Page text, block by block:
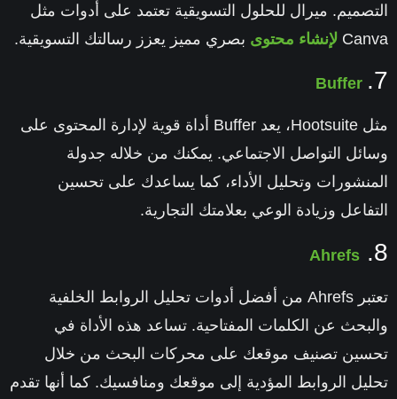
التصميم.ميرال للحلول التسويقيةتعتمد على أدوات مثل
Canvaلإنشاء محتوىبصري مميز يعزز رسالتك التسويقية.
7.
Buffer
مثل Hootsuite، يعد Buffer أداة قوية لإدارة المحتوى على
وسائل التواصل الاجتماعي. يمكنك من خلاله جدولة
المنشورات وتحليل الأداء، كما يساعدك على تحسين
التفاعل وزيادة الوعي بعلامتك التجارية.
8.
Ahrefs
تعتبر Ahrefs من أفضل أدوات تحليل الروابط الخلفية
والبحث عن الكلمات المفتاحية. تساعد هذه الأداة في
تحسين تصنيف موقعك على محركات البحث من خلال
تحليل الروابط المؤدية إلى موقعك ومنافسيك. كما أنها تقدم